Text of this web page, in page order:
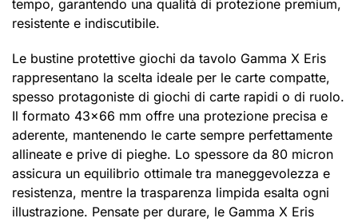
tempo, garantendo una qualità di protezione premium,
resistente e indiscutibile.
Le bustine protettive giochi da tavolo Gamma X Eris
rappresentano la scelta ideale per le carte compatte,
spesso protagoniste di giochi di carte rapidi o di ruolo.
Il formato 43×66 mm offre una protezione precisa e
aderente, mantenendo le carte sempre perfettamente
allineate e prive di pieghe. Lo spessore da 80 micron
assicura un equilibrio ottimale tra maneggevolezza e
resistenza, mentre la trasparenza limpida esalta ogni
illustrazione. Pensate per durare, le Gamma X Eris